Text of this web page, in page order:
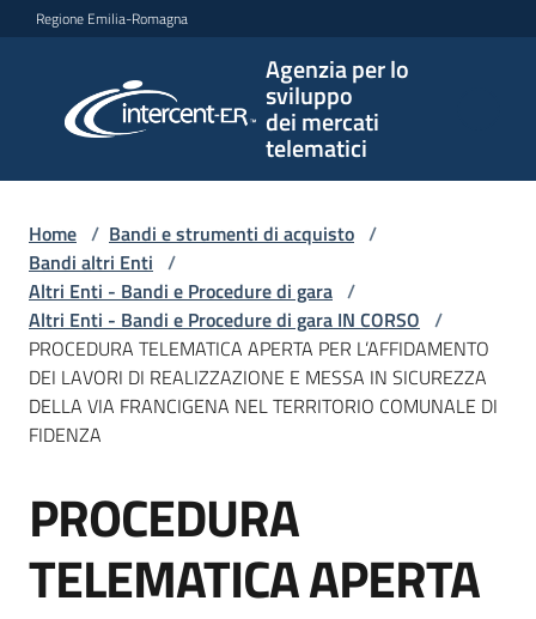
Vai al contenuto
Vai alla navigazione
Vai al footer
Regione Emilia-Romagna
Agenzia per lo
sviluppo
dei mercati
telematici
per lo
sviluppo
telematici
L'Agenzia
Bandi
strumenti
di
Home / Bandi e strumenti di acquisto /
Bandi altri Enti /
Altri Enti - Bandi e Procedure di gara /
Altri Enti - Bandi e Procedure di gara IN CORSO /
PROCEDURA TELEMATICA APERTA PER L’AFFIDAMENTO
DEI LAVORI DI REALIZZAZIONE E MESSA IN SICUREZZA
DELLA VIA FRANCIGENA NEL TERRITORIO COMUNALE DI
FIDENZA
Salta al contenuto
PROCEDURA
TELEMATICA APERTA